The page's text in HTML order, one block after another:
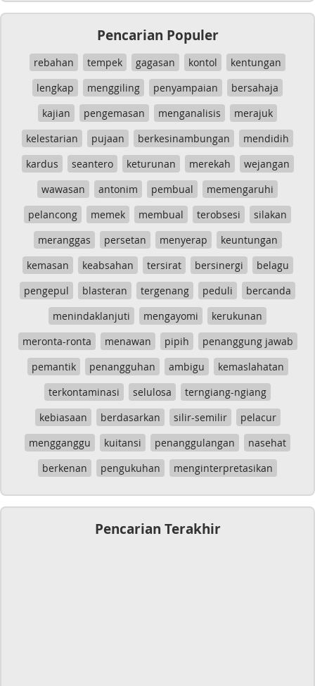
Pencarian Populer
rebahan tempek gagasan kontol
kentungan
lengkap
menggiling penyampaian
bersahaja
kajian
pengemasan menganalisis
merajuk
kelestarian
pujaan berkesinambungan
mendidih
kardus
seantero keturunan merekah
wejangan
wawasan
antonim pembual
memengaruhi
pelancong
memek membual terobsesi
silakan
meranggas
persetan menyerap
keuntungan
kemasan
keabsahan tersirat bersinergi
belagu
pengepul
blasteran tergenang peduli
bercanda
menindaklanjuti
mengayomi
kerukunan
meronta-ronta
menawan pipih
penanggung jawab
pemantik
penangguhan ambigu
kemaslahatan
terkontaminasi
selulosa
terngiang-ngiang
kebiasaan
berdasarkan silir-semilir
pelacur
mengganggu
kuitansi penanggulangan
nasehat
berkenan
pengukuhan menginterpretasikan
Pencarian Terakhir